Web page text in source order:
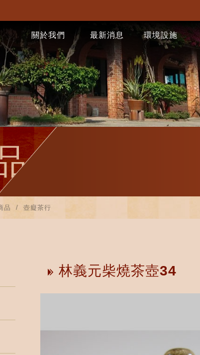
關於我們 最新消息 環境設施
品 壺癡茶行
林義元柴燒茶壺34